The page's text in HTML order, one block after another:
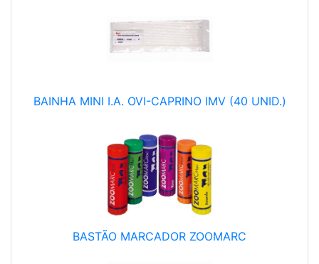
BAINHA MINI I.A. OVI-CAPRINO IMV (40 UNID.)
BASTÃO MARCADOR ZOOMARC